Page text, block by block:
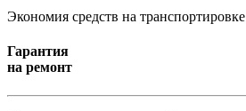
Экономия средств на транспортировке
Гарантия
на ремонт